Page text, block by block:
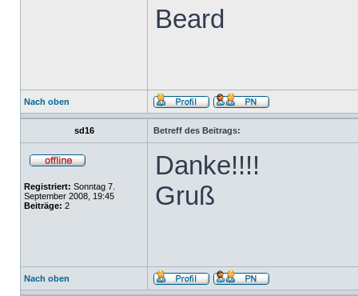
Beard
Nach oben
sd16 Betreff des Beitrags:
Registriert: Sonntag 7.
September 2008, 19:45
Beiträge: 2
Danke!!!!
Gruß
Nach oben